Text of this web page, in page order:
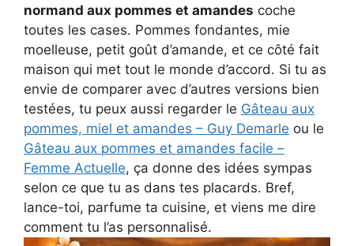
normand aux pommes et amandes coche
toutes les cases. Pommes fondantes, mie
moelleuse, petit goût d’amande, et ce côté fait
maison qui met tout le monde d’accord. Si tu as
envie de comparer avec d’autres versions bien
testées, tu peux aussi regarder le Gâteau aux
pommes, miel et amandes – Guy Demarle ou le
Gâteau aux pommes et amandes facile –
Femme Actuelle, ça donne des idées sympas
selon ce que tu as dans tes placards. Bref,
lance-toi, parfume ta cuisine, et viens me dire
comment tu l’as personnalisé.